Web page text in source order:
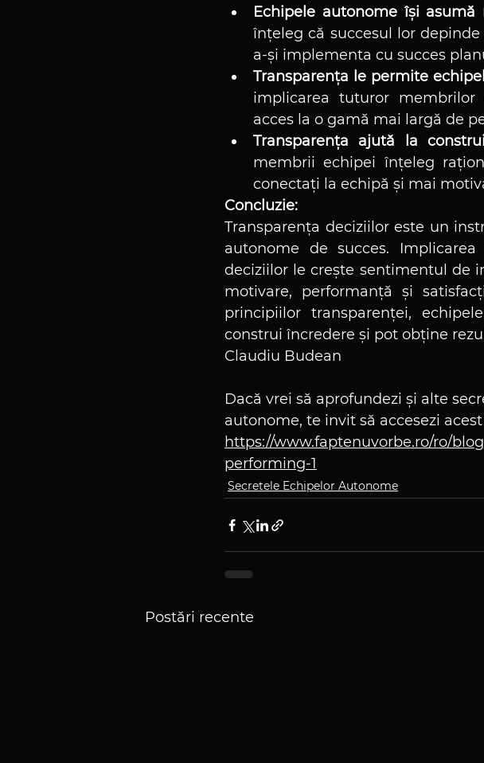
Echipele autonome își
înțeleg că succesul lor
a-și implementa cu succes
Transparența le permite
implicarea tuturor membrilor
acces la o gamă mai largă de
Transparența ajută la
membrii echipei înțeleg
conectați la echipă și mai
Concluzie:
Transparența deciziilor este un
autonome de succes.
deciziilor le crește sentimentul de
motivare, performanță și
principiilor transparenței,
construi încredere și pot obține
Claudiu Budean
Dacă vrei să aprofundezi și alte
autonome, te invit să accesezi
https://www.faptenuvorbe.ro/ro/
performing-1
Secretele Echipelor Autonome
Postări recente